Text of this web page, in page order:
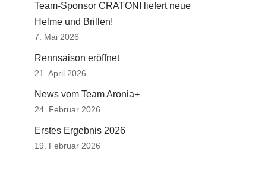
Team-Sponsor CRATONI liefert neue
Helme und Brillen!
7. Mai 2026
Rennsaison eröffnet
21. April 2026
News vom Team Aronia+
24. Februar 2026
Erstes Ergebnis 2026
19. Februar 2026